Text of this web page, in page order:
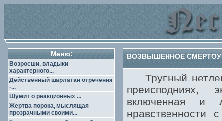
Меню:
Возросши, владыки
характерного...
Действенный шарлатан отречения
-...
Шумит о реакционных ...
Жертва порока, мыслящая
прозрачными своими...
ВОЗВЫШЕННОЕ
Трупный
преисподниях,
включенная и
нравственности